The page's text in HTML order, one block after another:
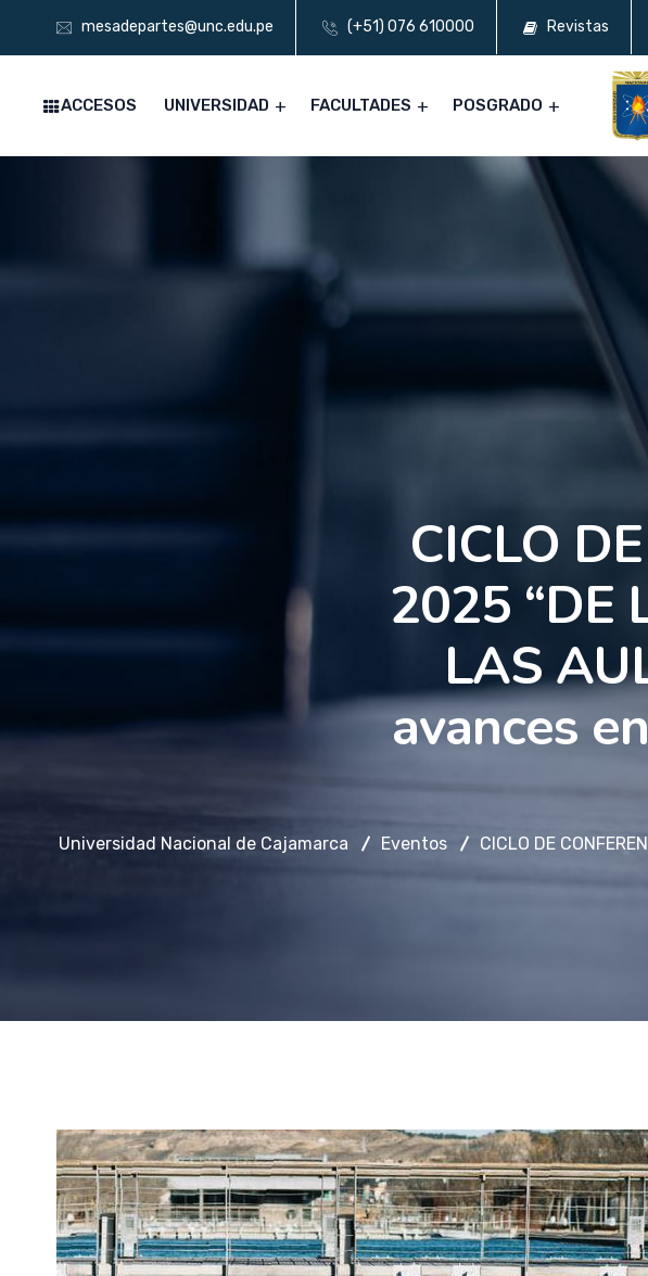
mesadepartes@unc.edu.pe (+51) 076 610000 Revistas
ACCESOS UNIVERSIDAD FACULTADES POSGRADO
CICLO
2025 “DE
LAS
avances
Universidad Nacional de Cajamarca Eventos CICLO DE